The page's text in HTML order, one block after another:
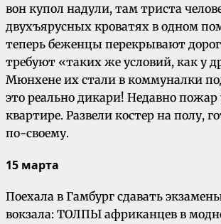
вон купол надули, там триста
двухъярусных кроватях в одном
теперь беженцы перекрывают
требуют «таких же условий, как у
Мюнхене их стали в коммуналки
это реально дикари! Недавно пожар
квартире. Развели костер на полу,
по-своему.
15 марта
Поехала в Гамбург сдавать
вокзала: ТОЛПЫ африканцев в